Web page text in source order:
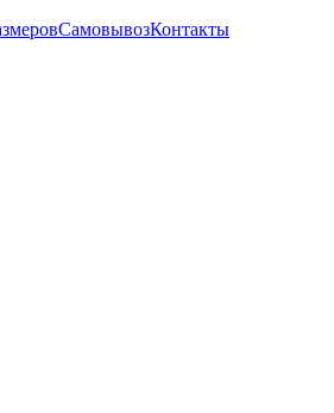
СамовывозКонтакты